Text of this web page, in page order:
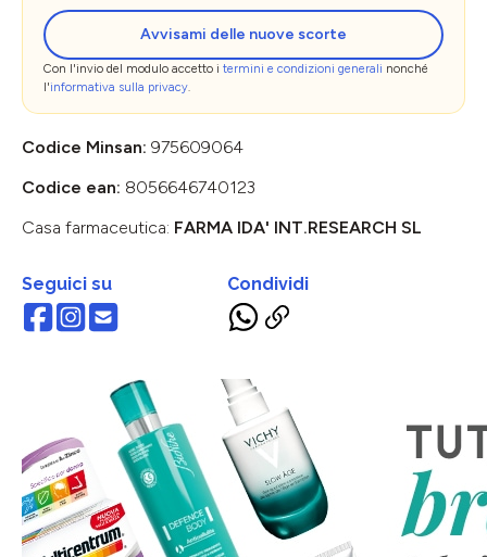
Avvisami delle nuove scorte
Con l'invio del modulo accetto i termini e condizioni generali nonché
l'informativa sulla privacy.
Codice Minsan: 975609064
Codice ean: 8056646740123
Casa farmaceutica: FARMA IDA' INT.RESEARCH SL
Seguici su Condividi